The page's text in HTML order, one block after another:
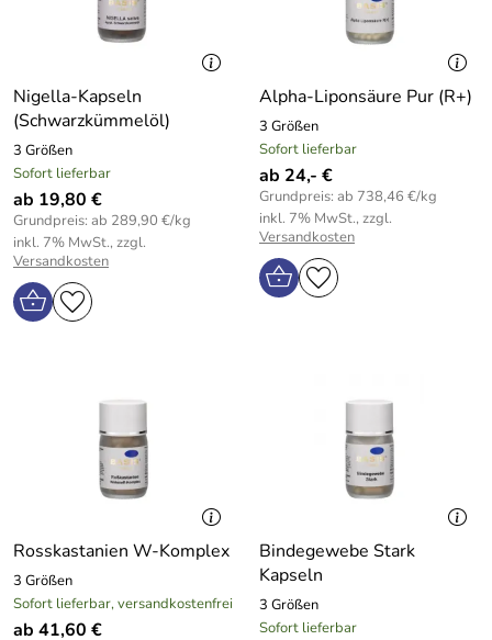
Nigella-Kapseln
(Schwarzkümmelöl)
3 Größen
Sofort lieferbar
ab 19,80 €
Grundpreis: ab 289,90 €/kg
inkl. 7% MwSt., zzgl.
Versandkosten
Alpha-Liponsäure Pur (R+)
3 Größen
Sofort lieferbar
ab 24,- €
Grundpreis: ab 738,46 €/kg
inkl. 7% MwSt., zzgl.
Versandkosten
Rosskastanien W-Komplex
3 Größen
Sofort lieferbar, versandkostenfrei
ab 41,60 €
Bindegewebe Stark
Kapseln
3 Größen
Sofort lieferbar